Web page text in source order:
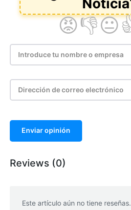
Enviar opinión
Reviews (0)
Este artículo aún no tiene reseñas.